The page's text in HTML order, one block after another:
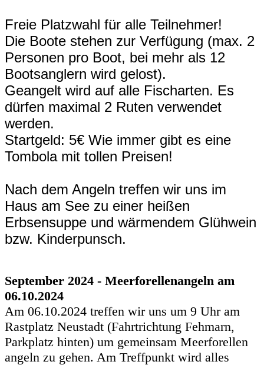
Freie Platzwahl für alle Teilnehmer!
Die Boote stehen zur Verfügung (max. 2
Personen pro Boot, bei mehr als 12
Bootsanglern wird gelost).
Geangelt wird auf alle Fischarten. Es
dürfen maximal 2 Ruten verwendet
werden.
Startgeld: 5€ Wie immer gibt es eine
Tombola mit tollen Preisen!
Nach dem Angeln treffen wir uns im
Haus am See zu einer heißen
Erbsensuppe und wärmendem Glühwein
bzw. Kinderpunsch.
September 2024 - Meerforellenangeln am
06.10.2024
Am 06.10.2024 treffen wir uns um 9 Uhr am
Rastplatz Neustadt (Fahrtrichtung Fehmarn,
Parkplatz hinten) um gemeinsam Meerforellen
angeln zu gehen. Am Treffpunkt wird alles